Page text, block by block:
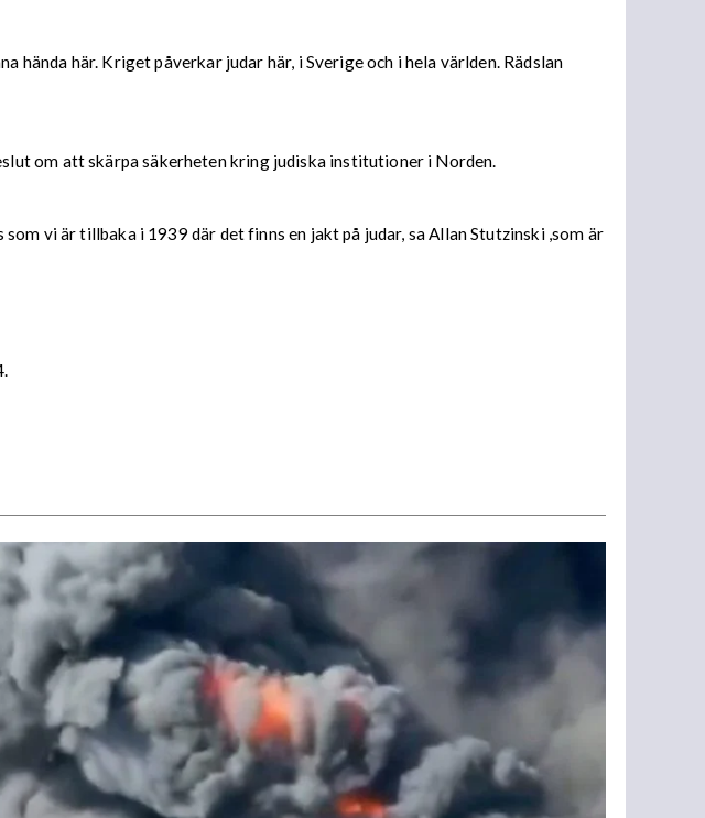
hända här. Kriget påverkar judar här, i Sverige och i hela världen. Rädslan
om att skärpa säkerheten kring judiska institutioner i Norden.
vi är tillbaka i 1939 där det finns en jakt på judar, sa Allan Stutzinski ,som är